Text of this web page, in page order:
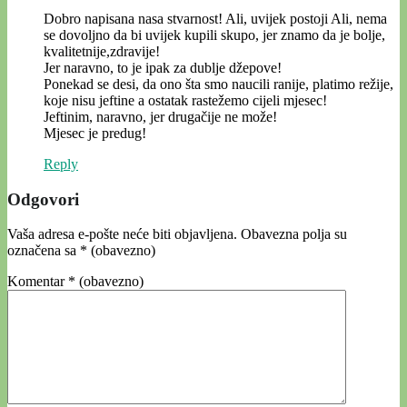
Dobro napisana nasa stvarnost! Ali, uvijek postoji Ali, nema
se dovoljno da bi uvijek kupili skupo, jer znamo da je bolje,
kvalitetnije,zdravije!
Jer naravno, to je ipak za dublje džepove!
Ponekad se desi, da ono šta smo naucili ranije, platimo režije,
koje nisu jeftine a ostatak rastežemo cijeli mjesec!
Jeftinim, naravno, jer drugačije ne može!
Mjesec je predug!
Reply
Odgovori
Vaša adresa e-pošte neće biti objavljena. Obavezna polja su
označena sa * (obavezno)
Komentar * (obavezno)